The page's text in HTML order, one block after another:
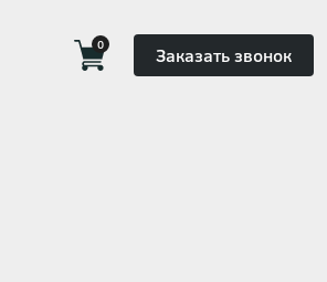
0 Заказать звонок